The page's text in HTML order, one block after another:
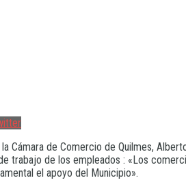
Cámara de Comercio de Quilmes,
trabajo de los empleados : «Los
el apoyo del Municipio».